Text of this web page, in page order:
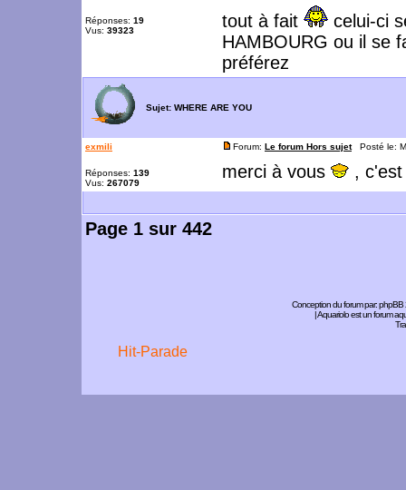
Réponses: 19
Vus: 39323 tout à fait
celui-ci
HAMBOURG ou il se
préférez
Sujet: WHERE ARE YOU
exmili
Réponses: 139
Vus: 267079
Forum: Le forum Hors sujetPosté le:
merci à vous ,
Page 1 sur 442
Conception du forum par:phpBB
| Aquariolo est un forum